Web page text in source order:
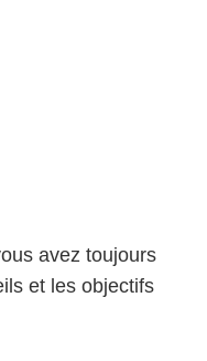
avez toujours
et les objectifs